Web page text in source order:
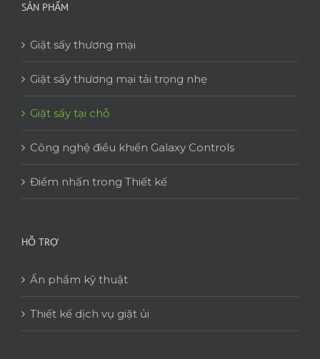
SẢN PHẨM
Giặt sấy thương mại
Giặt sấy thương mại tải trọng nhẹ
Giặt sấy tại chỗ
Công nghệ điều khiển Galaxy Controls
Điểm nhấn trong Thiết kế
HỖ TRỢ
Ấn phẩm kỹ thuật
Thiết kế dịch vụ giặt ủi